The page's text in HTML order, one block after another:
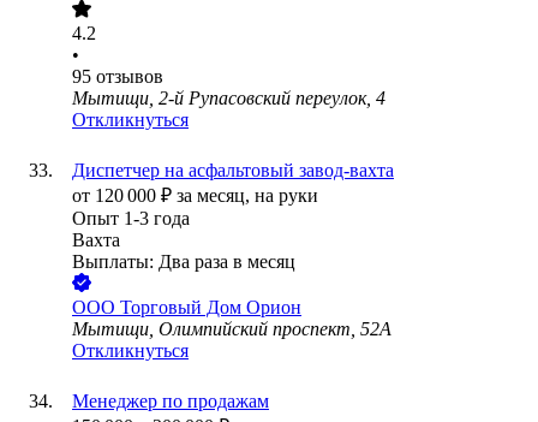
4.2
•
95 отзывов
Мытищи, 2-й Рупасовский переулок, 4
Откликнуться
Диспетчер на асфальтовый завод-вахта
от 120 000 ₽ за месяц, на руки
Опыт 1-3 года
Вахта
Выплаты: Два раза в месяц
ООО Торговый Дом Орион
Мытищи, Олимпийский проспект, 52А
Откликнуться
Менеджер по продажам